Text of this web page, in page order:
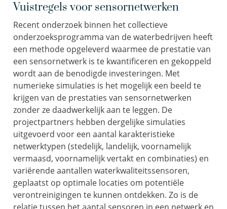
Vuistregels voor sensornetwerken
Recent onderzoek binnen het collectieve
onderzoeksprogramma van de waterbedrijven heeft
een methode opgeleverd waarmee de prestatie van
een sensornetwerk is te kwantificeren en gekoppeld
wordt aan de benodigde investeringen. Met
numerieke simulaties is het mogelijk een beeld te
krijgen van de prestaties van sensornetwerken
zonder ze daadwerkelijk aan te leggen. De
projectpartners hebben dergelijke simulaties
uitgevoerd voor een aantal karakteristieke
netwerktypen (stedelijk, landelijk, voornamelijk
vermaasd, voornamelijk vertakt en combinaties) en
variërende aantallen waterkwaliteitssensoren,
geplaatst op optimale locaties om potentiële
verontreinigingen te kunnen ontdekken. Zo is de